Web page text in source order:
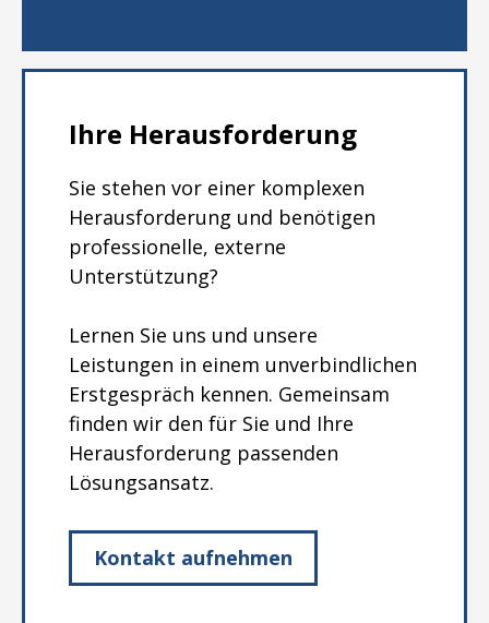
Ihre Herausforderung
Sie stehen vor einer komplexen
Herausforderung und benötigen
professionelle, externe
Unterstützung?
Lernen Sie uns und unsere
Leistungen in einem unverbindlichen
Erstgespräch kennen. Gemeinsam
finden wir den für Sie und Ihre
Herausforderung passenden
Lösungsansatz.
Kontakt aufnehmen